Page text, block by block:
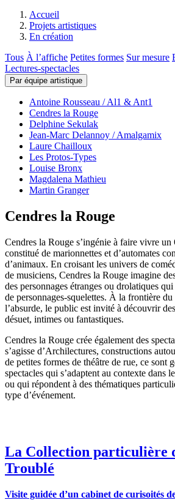
Accueil
Projets artistiques
En création
Tous À l’affiche Petites formes Sur mesure
Lectures-spectacles
Par équipe artistique
Antoine Rousseau / Al1 & Ant1
Cendres la Rouge
Delphine Sekulak
Jean-Marc Delannoy / Amalgamix
Laure Chailloux
Les Protos-Types
Louise Bronx
Magdalena Mathieu
Martin Granger
Cendres la Rouge
Cendres la Rouge s’ingénie à faire vivre un
constitué de marionnettes et d’automates
d’animaux. En croisant les univers de
de musiciens, Cendres la Rouge imagine
des personnages étranges ou drolatiques
de personnages-squelettes. À la frontière
l’absurde, le public est invité à découvrir
désuet, intimes ou fantastiques.
Cendres la Rouge crée également des
s’agisse d’Archilectures, constructions
de petites formes de théâtre de rue, ce sont
spectacles qui s’adaptent au contexte dans
ou qui répondent à des thématiques
type d’événement.
La Collection particulière
Troublé
Visite guidée d’un cabinet de curisoités